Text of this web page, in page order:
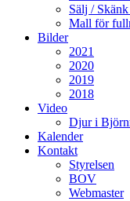
Sälj /
Mall för
Bilder
2021
2020
2019
2018
Video
Djur i
Kalender
Kontakt
Styrelsen
BOV
Webmaster